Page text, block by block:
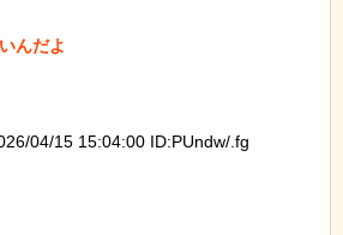
んだよ
04/15 15:04:00 ID:PUndw/.fg